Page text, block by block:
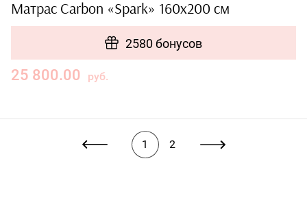
Матрас Carbon «Spark» 160x200 см
2580 бонусов
25 800.00 руб.
1 2